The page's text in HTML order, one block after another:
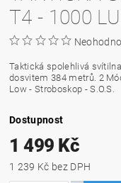
T4 - 1000
Taktická spolehlivá
dosvitem 384 metrů. 2
Low - Stroboskop - S.O.S.
Dostupnost
1 499 Kč
1 239 Kč bez DPH